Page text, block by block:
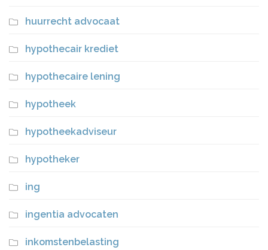
huurrecht advocaat
hypothecair krediet
hypothecaire lening
hypotheek
hypotheekadviseur
hypotheker
ing
ingentia advocaten
inkomstenbelasting